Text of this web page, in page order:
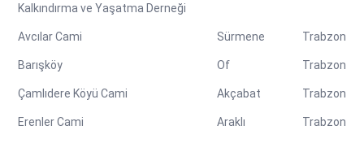
Kalkındırma ve Yaşatma Derneği
Avcılar Cami Sürmene Trabzon
Barışköy Of Trabzon
Çamlıdere Köyü Cami Akçabat Trabzon
Erenler Cami Araklı Trabzon